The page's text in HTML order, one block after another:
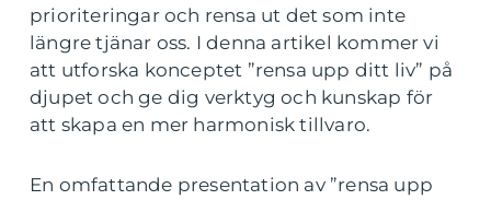
prioriteringar och rensa ut det som inte
längre tjänar oss. I denna artikel kommer vi
att utforska konceptet ”rensa upp ditt liv” på
djupet och ge dig verktyg och kunskap för
att skapa en mer harmonisk tillvaro.
En omfattande presentation av ”rensa upp